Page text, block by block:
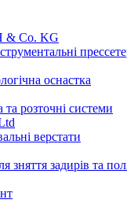
& Co. KG
оснастка
та розточні системи
верстати
зняття задирів та